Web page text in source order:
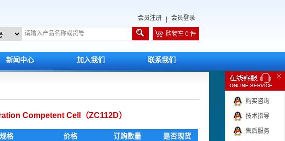
会员注册 会员登录
购物车 0 件
新闻中心 加入我们 联系我们
Competent Cell（ZC112D）
规格 价格 订购数量 是否现货
购买咨询
技术指导
售后服务